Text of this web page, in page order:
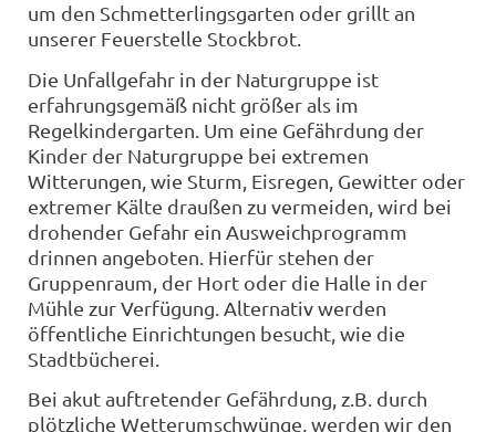
um den Schmetterlingsgarten oder grillt an
unserer Feuerstelle Stockbrot.
Die Unfallgefahr in der Naturgruppe ist
erfahrungsgemäß nicht größer als im
Regelkindergarten. Um eine Gefährdung der
Kinder der Naturgruppe bei extremen
Witterungen, wie Sturm, Eisregen, Gewitter oder
extremer Kälte draußen zu vermeiden, wird bei
drohender Gefahr ein Ausweichprogramm
drinnen angeboten. Hierfür stehen der
Gruppenraum, der Hort oder die Halle in der
Mühle zur Verfügung. Alternativ werden
öffentliche Einrichtungen besucht, wie die
Stadtbücherei.
Bei akut auftretender Gefährdung, z.B. durch
plötzliche Wetterumschwünge, werden wir den